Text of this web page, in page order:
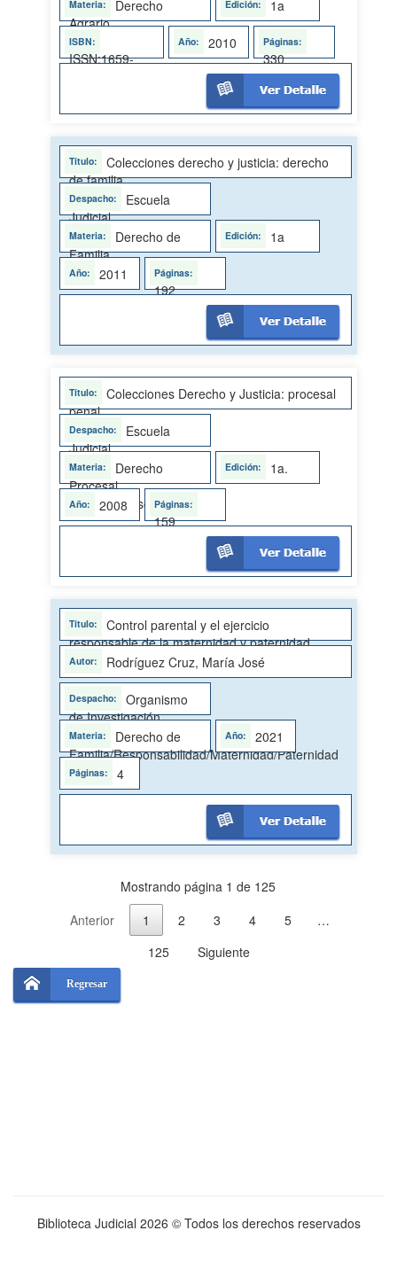
Derecho
Agrario
1a
ISSN:1659-
2010
330
Colecciones derecho y justicia: derecho
de familia
Escuela
Judicial
Derecho de
Familia
1a
2011
192
Colecciones Derecho y Justicia: procesal
penal
Escuela
Judicial
Derecho
Procesal
Penal/Proceso penal
1a.
2008
159
Control parental y el ejercicio
responsable de la maternidad y paternidad
Rodríguez Cruz, María José
Organismo
de Investigación
Judicial Derecho de
Familia/Responsabilidad/Maternidad/Paternidad
2021
4
Mostrando página 1 de 125
Anterior
1 2 3 4 5
…
125
Siguiente
Regresar
Biblioteca Judicial 2026 © Todos los derechos reservados